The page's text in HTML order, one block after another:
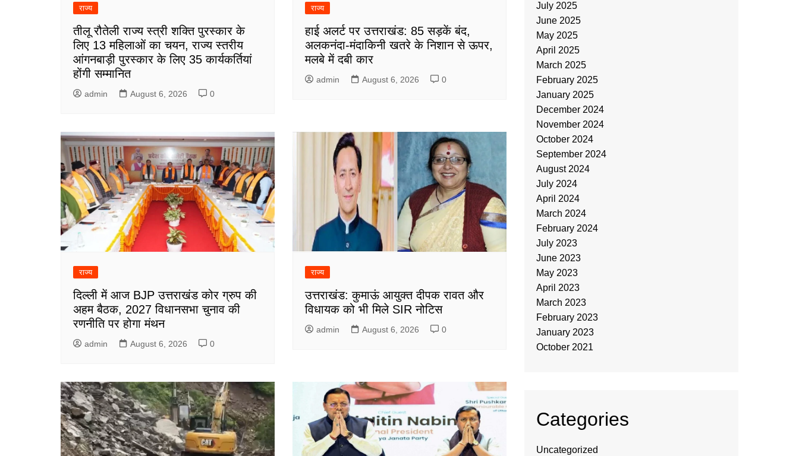
राज्य
तीलू रौतेली राज्य स्त्री शक्ति पुरस्कार के
लिए 13 महिलाओं का चयन, राज्य स्तरीय
आंगनबाड़ी पुरस्कार के लिए 35 कार्यकर्तियां
होंगी सम्मानित
admin August 6, 2026 0
राज्य
हाई अलर्ट पर उत्तराखंड: 85 सड़कें बंद,
अलकनंदा-मंदाकिनी खतरे के निशान से ऊपर,
मलबे में दबी कार
admin August 6, 2026 0
राज्य
दिल्ली में आज BJP उत्तराखंड कोर ग्रुप की
अहम बैठक, 2027 विधानसभा चुनाव की
रणनीति पर होगा मंथन
admin August 6, 2026 0
राज्य
उत्तराखंड: कुमाऊं आयुक्त दीपक रावत और
विधायक को भी मिले SIR नोटिस
admin August 6, 2026 0
July 2025
June 2025
May 2025
April 2025
March 2025
February 2025
January 2025
December 2024
November 2024
October 2024
September 2024
August 2024
July 2024
April 2024
March 2024
February 2024
July 2023
June 2023
May 2023
April 2023
March 2023
February 2023
January 2023
October 2021
Categories
Uncategorized